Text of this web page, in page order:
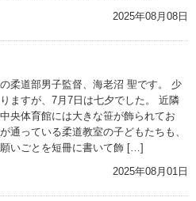
2025年08月08日
柔道部男子監督、海老沼 聖です。 少
ますが、7月7日は七夕でした。 近隣
央体育館には大きな笹が飾られてお
通っている柔道教室の子どもたちも、
いごとを短冊に書いて飾 […]
2025年08月01日